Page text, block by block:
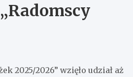
2025/2026” wzięło udział aż